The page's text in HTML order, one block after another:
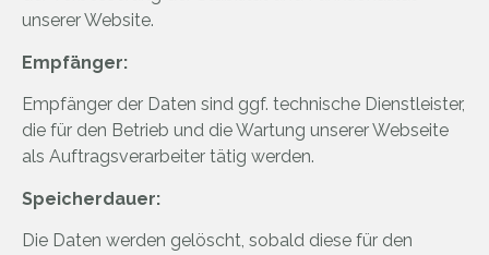
unserer Website.
Empfänger:
Empfänger der Daten sind ggf. technische Dienstleister,
die für den Betrieb und die Wartung unserer Webseite
als Auftragsverarbeiter tätig werden.
Speicherdauer:
Die Daten werden gelöscht, sobald diese für den